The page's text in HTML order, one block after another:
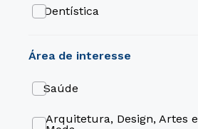
área de interesse
Saúde
Arquitetura, Design, Artes e
João Pessoa
Dentística
Bucomaxilofacial
Psiquiatria
Periodontia